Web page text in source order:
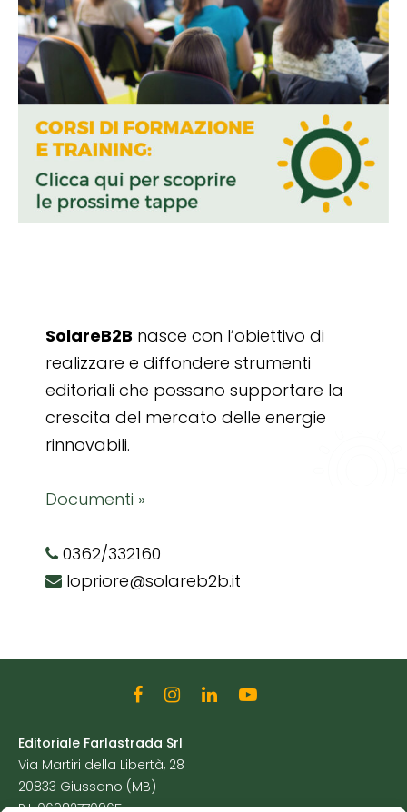
SolareB2B nasce con l’obiettivo di
realizzare e diffondere strumenti
editoriali che possano supportare la
crescita del mercato delle energie
rinnovabili.
Documenti »
0362/332160
lopriore@solareb2b.it
Editoriale Farlastrada Srl
Via Martiri della Libertà, 28
20833 Giussano (MB)
P.I. 06982770965